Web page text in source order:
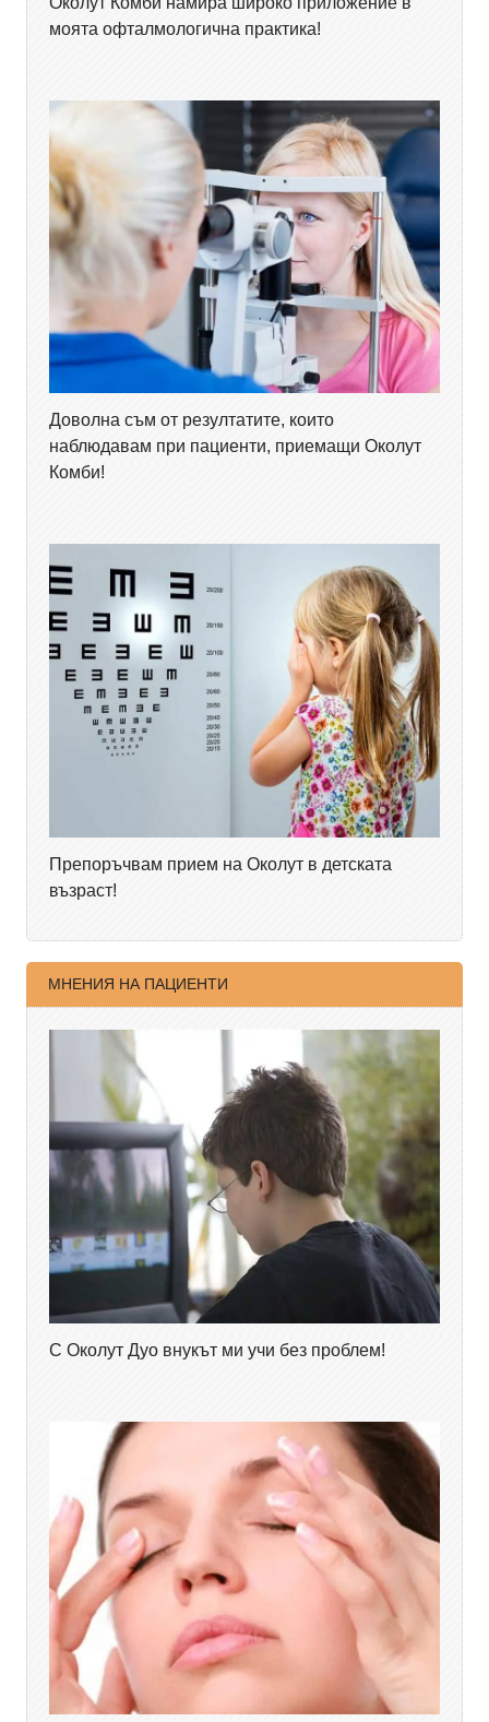
моята офталмологична практика!
Доволна съм от резултатите, които
наблюдавам при пациенти, приемащи Околут
Комби!
Препоръчвам прием на Околут в детската
възраст!
МНЕНИЯ НА ПАЦИЕНТИ
С Околут Дуо внукът ми учи без проблем!